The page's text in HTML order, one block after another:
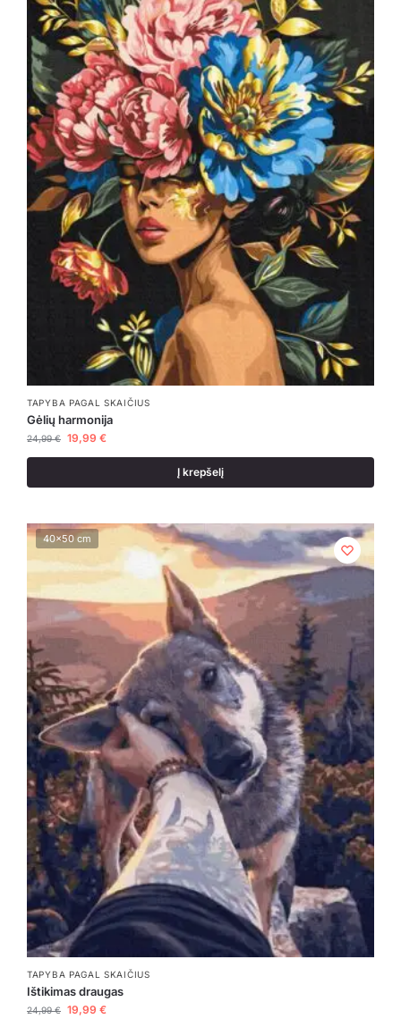
TAPYBA PAGAL SKAIČIUS
Gėlių harmonija
24,99€ 19,99 €
Į krepšelį
40x50 cm
TAPYBA PAGAL SKAIČIUS
Ištikimas draugas
24,99€ 19,99 €